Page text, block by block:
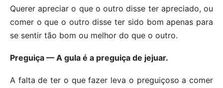
Querer apreciar o que o outro disse ter apreciado, ou
comer o que o outro disse ter sido bom apenas para
se sentir tão bom ou melhor do que o outro.
Preguiça — A gula é a preguiça de jejuar.
A falta de ter o que fazer leva o preguiçoso a comer